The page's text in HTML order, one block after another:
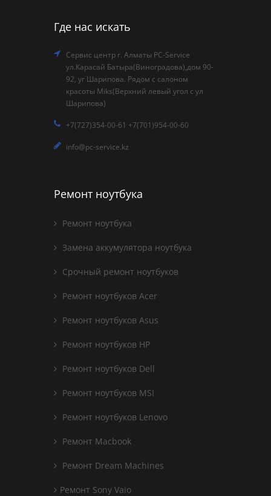
Где нас искать
Сервис центр г. Алматы PC-Service
ул.Карасай Батыра(Виноградова),дом 90-
92, уг Шарипова. Рядом с салоном
красоты Miks(Верхний левый угол с ул
Шарипова)
+7(727)354-00-61 +7(701)954-00-60
info@pc-service.kz
Ремонт ноутбука
Ремонт ноутбука
Замена аккумулятора ноутбука
Срочный ремонт ноутбуков
Ремонт ноутбуков Acer
Ремонт ноутбуков Asus
Ремонт ноутбуков HP
Ремонт ноутбуков Dell
Ремонт ноутбуков MSI
Ремонт ноутбуков Lenovo
Ремонт Macbook
Ремонт Dream Machines
Ремонт Sony Vaio